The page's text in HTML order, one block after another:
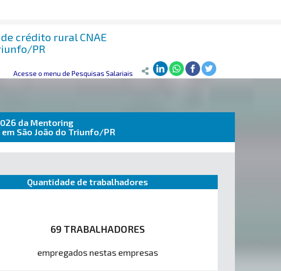
crédito rural CNAE
PR
Acesse o menu de Pesquisas Salariais
da Mentoring
São João do Triunfo/PR
Quantidade de trabalhadores
69 TRABALHADORES
empregados nestas empresas